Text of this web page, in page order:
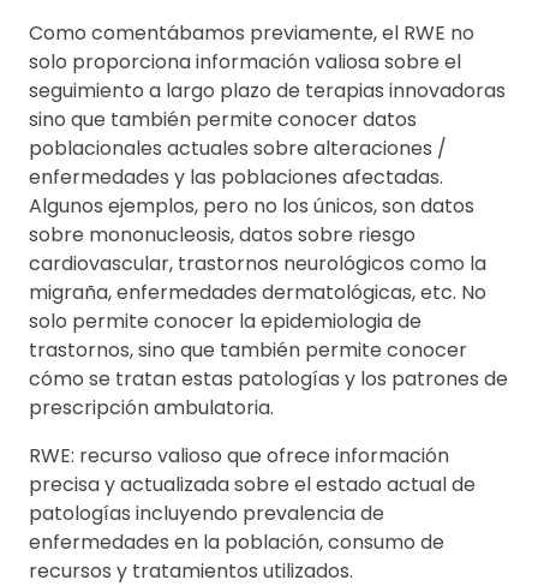
Como comentábamos previamente, el RWE no
solo proporciona información valiosa sobre el
seguimiento a largo plazo de terapias innovadoras
sino que también permite conocer datos
poblacionales actuales sobre alteraciones /
enfermedades y las poblaciones afectadas.
Algunos ejemplos, pero no los únicos, son datos
sobre mononucleosis, datos sobre riesgo
cardiovascular, trastornos neurológicos como la
migraña, enfermedades dermatológicas, etc. No
solo permite conocer la epidemiologia de
trastornos, sino que también permite conocer
cómo se tratan estas patologías y los patrones de
prescripción ambulatoria.
RWE: recurso valioso que ofrece información
precisa y actualizada sobre el estado actual de
patologías incluyendo prevalencia de
enfermedades en la población, consumo de
recursos y tratamientos utilizados.